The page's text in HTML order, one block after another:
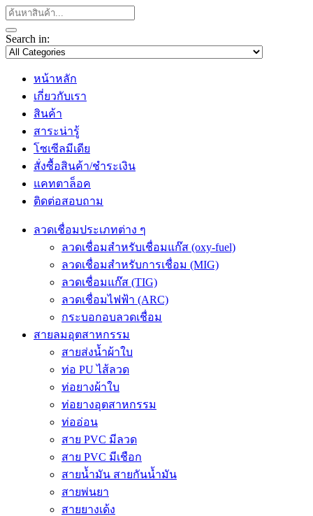
Search in:
หน้าหลัก
เกี่ยวกับเรา
สินค้า
สาระน่ารู้
โซเซีลมีเดีย
สั่งซื้อสินค้า/ชำระเงิน
แคทตาล็อค
ติดต่อสอบถาม
ลวดเชื่อมประเภทต่าง ๆ
ลวดเชื่อมสำหรับเชื่อมแก๊ส (oxy-fuel)
ลวดเชื่อมสำหรับการเชื่อม (MIG)
ลวดเชื่อมแก๊ส (TIG)
ลวดเชื่อมไฟฟ้า (ARC)
กระบอกอบลวดเชื่อม
สายลมอุตสาหกรรม
สายส่งน้ำผ้าใบ
ท่อ PU ไส้ลวด
ท่อยางผ้าใบ
ท่อยางอุตสาหกรรม
ท่ออ่อน
สาย PVC มีลวด
สาย PVC มีเชือก
สายน้ำมัน สายกันน้ำมัน
สายพ่นยา
สายยางเด้ง